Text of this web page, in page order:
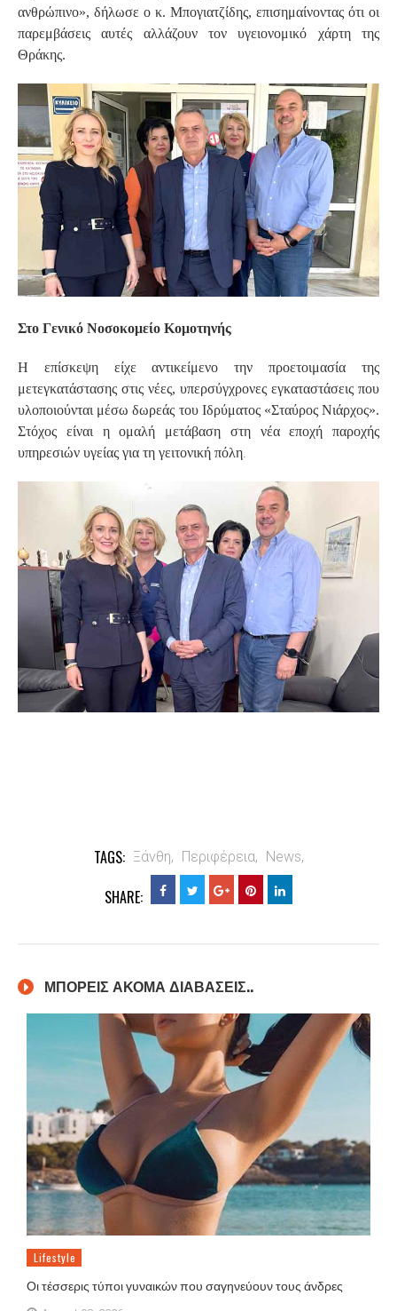
ανθρώπινο», δήλωσε ο κ. Μπογιατζίδης, επισημαίνοντας ότι οι
παρεμβάσεις αυτές αλλάζουν τον υγειονομικό χάρτη της
Θράκης.
Στο Γενικό Νοσοκομείο Κομοτηνής
Η επίσκεψη είχε αντικείμενο την προετοιμασία της
μετεγκατάστασης στις νέες, υπερσύγχρονες εγκαταστάσεις που
υλοποιούνται μέσω δωρεάς του Ιδρύματος «Σταύρος Νιάρχος».
Στόχος είναι η ομαλή μετάβαση στη νέα εποχή παροχής
υπηρεσιών υγείας για τη γειτονική πόλη
TAGS: Ξάνθη, Περιφέρεια, News,
SHARE:
ΜΠΟΡΕΙΣ ΑΚΟΜΑ ΔΙΑΒΑΣΕΙΣ..
Lifestyle
Οι τέσσερις τύποι γυναικών που σαγηνεύουν τους άνδρες